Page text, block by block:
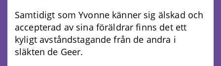
Samtidigt som Yvonne känner sig älskad och
accepterad av sina föräldrar finns det ett
kyligt avståndstagande från de andra i
släkten de Geer.